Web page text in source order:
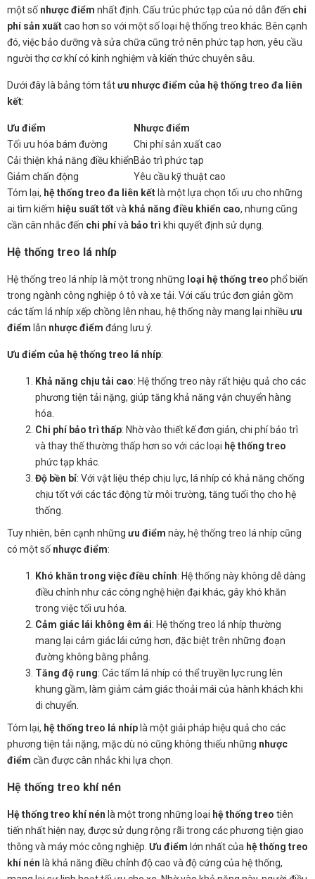
một số nhược điểm nhất định. Cấu trúc phức tạp của nó dẫn đến chi
phí sản xuấtcao hơn so với một số loại hệ thống treo khác. Bên cạnh
đó, việc bảo dưỡng và sửa chữa cũng trở nên phức tạp hơn, yêu cầu
người thợ cơ khí có kinh nghiệm và kiến thức chuyên sâu.
Dưới đây là bảng tóm tắtưu nhược điểm của hệ thống treo đa liên
kết:
Ưu điểm
Nhược điểm
Tối ưu hóa bám đường
Chi phí sản xuất cao
Cải thiện khả năng điều khiểnBảo trì phức tạp
Giảm chấn động
Yêu cầu kỹ thuật cao
Tóm lại, hệ thống treo đa liên kết là một lựa chọn tối ưu cho những
ai tìm kiếm hiệu suất tốtvà khả năng điều khiển cao, nhưng cũng
cần cân nhắc đến chi phívà bảo trì khi quyết định sử dụng.
Hệ thống treo lá nhíp
Hệ thống treo lá nhíp là một trong những loại hệ thống treo phổ biến
trong ngành công nghiệp ô tô và xe tải. Với cấu trúc đơn giản gồm
các tấm lá nhíp xếp chồng lên nhau, hệ thống này mang lại nhiều ưu
điểm lẫn nhược điểm đáng lưu ý.
Ưu điểm của hệ thống treo lá nhíp:
Khả năng chịu tải cao: Hệ thống treo này rất hiệu quả cho các
phương tiện tải nặng, giúp tăng khả năng vận chuyển hàng
hóa.
Chi phí bảo trì thấp: Nhờ vào thiết kế đơn giản, chi phí bảo trì
và thay thế thường thấp hơn so với các loại hệ thống treo
phức tạp khác.
Độ bền bỉ: Với vật liệu thép chịu lực, lá nhíp có khả năng chống
chịu tốt với các tác động từ môi trường, tăng tuổi thọ cho hệ
thống.
Tuy nhiên, bên cạnh những ưu điểm này, hệ thống treo lá nhíp cũng
có một số nhược điểm:
Khó khăn trong việc điều chỉnh: Hệ thống này không dễ dàng
điều chỉnh như các công nghệ hiện đại khác, gây khó khăn
trong việc tối ưu hóa.
Cảm giác lái không êm ái: Hệ thống treo lá nhíp thường
mang lại cảm giác lái cứng hơn, đặc biệt trên những đoạn
đường không bằng phẳng.
Tăng độ rung: Các tấm lá nhíp có thể truyền lực rung lên
khung gầm, làm giảm cảm giác thoải mái của hành khách khi
di chuyển.
Tóm lại, hệ thống treo lá nhíp là một giải pháp hiệu quả cho các
phương tiện tải nặng, mặc dù nó cũng không thiếu những nhược
điểm cần được cân nhắc khi lựa chọn.
Hệ thống treo khí nén
Hệ thống treo khí nén là một trong những loại hệ thống treo tiên
tiến nhất hiện nay, được sử dụng rộng rãi trong các phương tiện giao
thông và máy móc công nghiệp. Ưu điểm lớn nhất của hệ thống treo
khí nén là khả năng điều chỉnh độ cao và độ cứng của hệ thống,